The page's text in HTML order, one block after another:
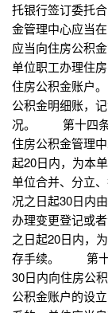
托银行签订委
金管理中心应当
应当向住房公积
单位职工办理住
住房公积金账户
公积金明细账，
况。 第十四条
住房公积金管理
起20日内，为本
单位合并、分立
况之日起30日内
办理变更登记或
之日起20日内，
存手续。 第十
30日内向住房公
公积金账户的设